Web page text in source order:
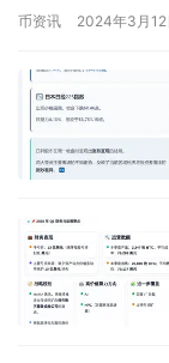
1200万美元融…
币资讯 2024年3月12